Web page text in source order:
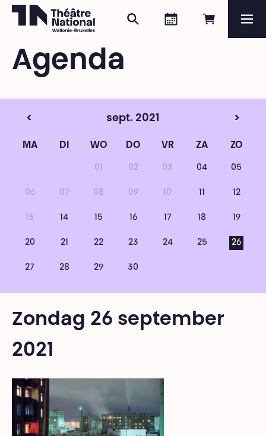
Online
Agenda
Zoeken
Agenda
< sept. 2021 >
MA DI WO DO VR ZA ZO
01 02 03 04 05
06 07 08 09 10 11 12
13 14 15 16 17 18 19
20 21 22 23 24 25 26
27 28 29 30
Zondag 26 september
2021